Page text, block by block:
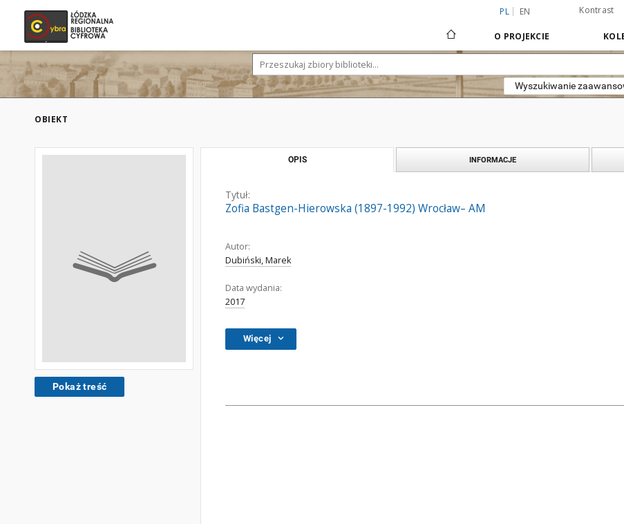
PL EN Kontrast
O PROJEKCIE
Wyszukiwanie
OBIEKT
Pokaż treść
OPIS INFORMACJE
Tytuł:
Zofia Bastgen-Hierowska (1897-1992) Wrocław– AM
Autor:
Dubiński, Marek
Data wydania:
2017
Więcej